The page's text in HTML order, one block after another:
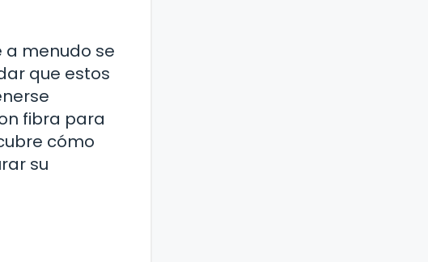
a menudo se
que estos
fibra para
cómo
su